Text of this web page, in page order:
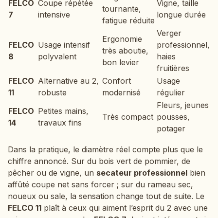
FELCO
7
Coupe répétée
intensive
tournante,
fatigue réduite
Vigne, taille
longue durée
FELCO
8
Usage intensif
polyvalent
Ergonomie
très aboutie,
bon levier
Verger
professionnel,
haies
fruitières
FELCO
11
Alternative au 2,
robuste
Confort
modernisé
Usage
régulier
FELCO
14
Petites mains,
travaux fins
Très compact
Fleurs, jeunes
pousses,
potager
Dans la pratique, le diamètre réel compte plus que le
chiffre annoncé. Sur du bois vert de pommier, de
pêcher ou de vigne, un secateur professionnel bien
affûté coupe net sans forcer ; sur du rameau sec,
noueux ou sale, la sensation change tout de suite. Le
FELCO 11 plaît à ceux qui aiment l’esprit du 2 avec une